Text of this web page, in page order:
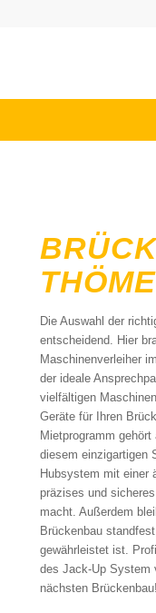
Die Auswahl der
entscheidend. Hier
Maschinenverleiher
der ideale
vielfältigen
Geräte für Ihren
Mietprogramm
diesem einzigartigen
Hubsystem mit einer
präzises und
macht. Außerdem
Brückenbau
gewährleistet ist.
des Jack-Up System
nächsten Brückenbau!